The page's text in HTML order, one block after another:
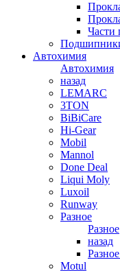
Части
Автохимия
Автохимия
назад
LEMARC
3TON
BiBiCare
Hi-Gear
Mobil
Mannol
Done Deal
Liqui Moly
Luxoil
Runway
Разное
Разное
назад
Motul